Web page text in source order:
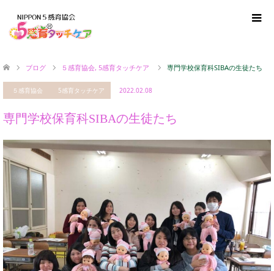
ブログ ５感育協会, 5感育タッチケア 専門学校保育科SIBAの生徒たち
５感育協会 5感育タッチケア 2022.02.08
専門学校保育科SIBAの生徒たち